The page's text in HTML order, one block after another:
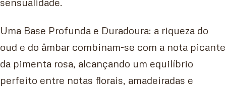
Uma Base Profunda e Duradoura: a riqueza do
oud e do âmbar combinam-se com a nota picante
da pimenta rosa, alcançando um equilíbrio
perfeito entre notas florais, amadeiradas e